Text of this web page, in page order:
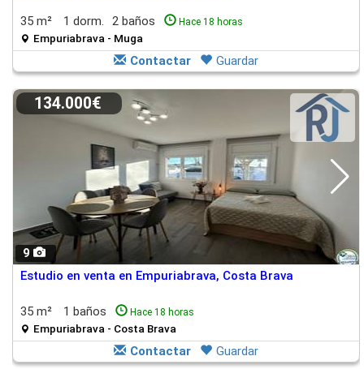
35 m² 1 dorm. 2 baños Hace 18 horas
Empuriabrava - Muga
Contactar Guardar
9
134.000€
Estudio en venta en Empuriabrava, Costa Brava
35 m² 1 baños Hace 18 horas
Empuriabrava - Costa Brava
Contactar Guardar